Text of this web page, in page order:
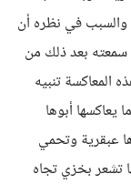
والسبب في نظره أن
سمعته بعد ذلك من
تنبيه
أبوها
عبقرية وتحمي
تشعر بخزي تجاه